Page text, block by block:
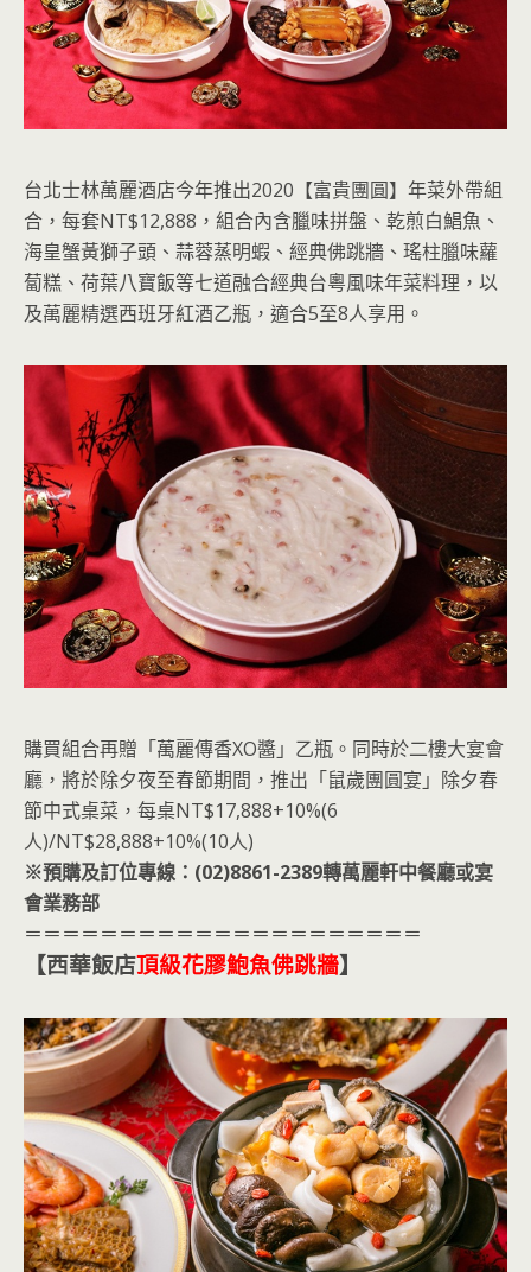
台北士林萬麗酒店今年推出2020【富貴團圓】年菜外帶組
合，每套NT$12,888，組合內含臘味拼盤、乾煎白鯧魚、
海皇蟹黃獅子頭、蒜蓉蒸明蝦、經典佛跳牆、瑤柱臘味蘿
蔔糕、荷葉八寶飯等七道融合經典台粵風味年菜料理，以
及萬麗精選西班牙紅酒乙瓶，適合5至8人享用。
購買組合再贈「萬麗傳香XO醬」乙瓶。同時於二樓大宴會
廳，將於除夕夜至春節期間，推出「鼠歲團圓宴」除夕春
節中式桌菜，每桌NT$17,888+10%(6
人)/NT$28,888+10%(10人)
※預購及訂位專線：(02)8861-2389轉萬麗軒中餐廳或宴
會業務部
＝＝＝＝＝＝＝＝＝＝＝＝＝＝＝＝＝＝＝＝＝
【西華飯店頂級花膠鮑魚佛跳牆】